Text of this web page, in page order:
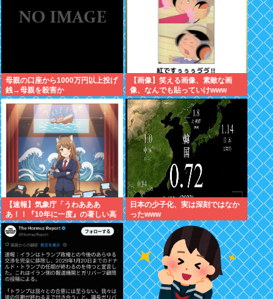
母親の口座から1000万円以上投げ
銭→母親を殺害か
【画像】笑える画像、素敵な画
像、なんでも貼っていけwww
【速報】気象庁「うわあああ
あ！！『10年に一度』の著しい高
温が来るぞ！！ヤバい今回はヤバ
い！！」
日本の少子化、実は深刻ではなか
ったwww